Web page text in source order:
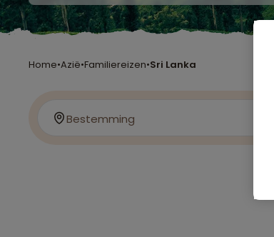
Home•Azië•Familiereizen•Sri Lanka
Bestemming